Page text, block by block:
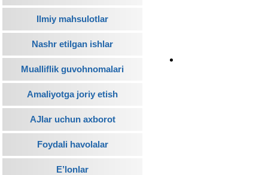
Ilmiy mahsulotlar
Nashr etilgan ishlar
Mualliflik guvohnomalari
Amaliyotga joriy etish
AJlar uchun axborot
Foydali havolalar
E’lonlar